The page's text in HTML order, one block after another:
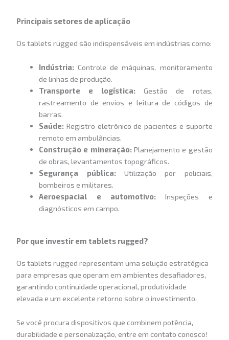
Principais setores de aplicação
Os tablets rugged são indispensáveis em indústrias como:
Indústria: Controle de máquinas, monitoramento
de linhas de produção.
Transporte e logística: Gestão de rotas,
rastreamento de envios e leitura de códigos de
barras.
Saúde: Registro eletrônico de pacientes e suporte
remoto em ambulâncias.
Construção e mineração:Planejamento e gestão
de obras, levantamentos topográficos.
Segurança pública: Utilização por policiais,
bombeiros e militares.
Aeroespacial e automotivo:Inspeções e
diagnósticos em campo.
Por que investir em tablets rugged?
Os tablets rugged representam uma solução estratégica
para empresas que operam em ambientes desafiadores,
garantindo continuidade operacional, produtividade
elevada e um excelente retorno sobre o investimento.
Se você procura dispositivos que combinem potência,
durabilidade e personalização, entre em contato conosco!